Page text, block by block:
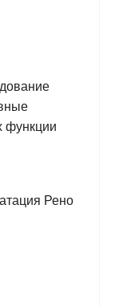
функции
Рено